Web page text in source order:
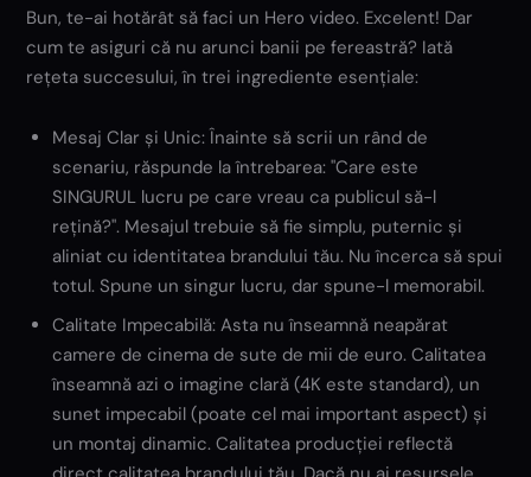
Bun, te-ai hotărât să faci un Hero video. Excelent! Dar
cum te asiguri că nu arunci banii pe fereastră? Iată
rețeta succesului, în trei ingrediente esențiale:
Mesaj Clar și Unic: Înainte să scrii un rând de
scenariu, răspunde la întrebarea: "Care este
SINGURUL lucru pe care vreau ca publicul să-l
rețină?". Mesajul trebuie să fie simplu, puternic și
aliniat cu identitatea brandului tău. Nu încerca să spui
totul. Spune un singur lucru, dar spune-l memorabil.
Calitate Impecabilă: Asta nu înseamnă neapărat
camere de cinema de sute de mii de euro. Calitatea
înseamnă azi o imagine clară (4K este standard), un
sunet impecabil (poate cel mai important aspect) și
un montaj dinamic. Calitatea producției reflectă